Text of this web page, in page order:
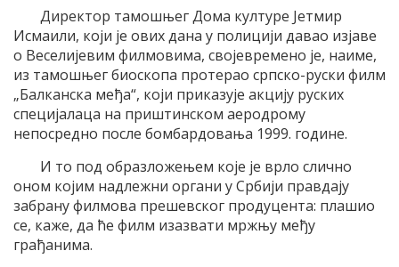
Директор тамошњег Дома културе Јетмир
Исмаили, који је ових дана у полицији давао изјаве
о Веселијевим филмовима, својевремено је, наиме,
из тамошњег биоскопа протерао српско-руски филм
„Балканска међа“, који приказује акцију руских
специјалаца на приштинском аеродрому
непосредно после бомбардовања 1999. године.
И то под образложењем које је врло слично
оном којим надлежни органи у Србији правдају
забрану филмова прешевског продуцента: плашио
се, каже, да ће филм изазвати мржњу међу
грађанима.